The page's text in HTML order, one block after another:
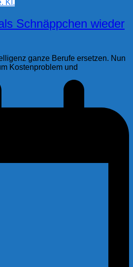
KI.
Schnäppchen wieder
ganze Berufe ersetzen. Nun
Kostenproblem und